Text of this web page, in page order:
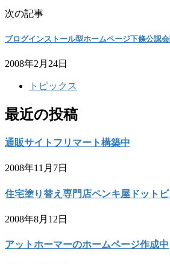
次の記事
ブログインストール型ホームページ下條公認
2008年2月24日
トピックス
最近の投稿
通販サイトフリマート構築中
2008年11月7日
住宅塗り替え専門店ペンキ屋ドット
2008年8月12日
アットホーマーのホームページ作成中